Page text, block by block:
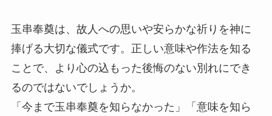
玉串奉奠は、故人への思いや安らかな祈りを神に
捧げる大切な儀式です。正しい意味や作法を知る
ことで、より心の込もった後悔のない別れにでき
るのではないでしょうか。
「今まで玉串奉奠を知らなかった」「意味を知ら